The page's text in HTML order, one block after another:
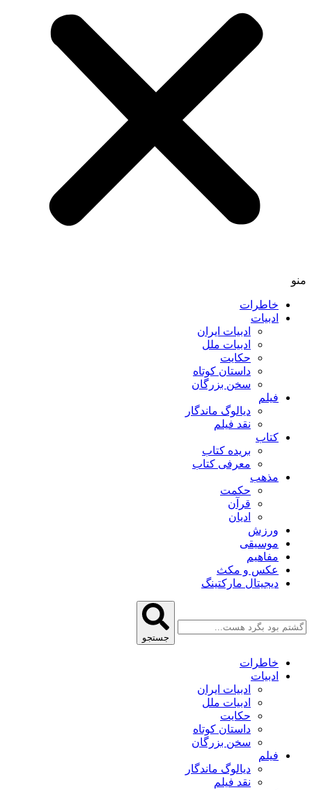
منو
خاطرات
ادبیات
ادبیات ایران
ادبیات ملل
حکایت
داستان کوتاه
سخن بزرگان
فیلم
دیالوگ ماندگار
نقد فیلم
کتاب
بریده کتاب
معرفی کتاب
مذهب
حکمت
قرآن
ادیان
ورزش
موسیقی
مفاهیم
عکس و مکث
دیجیتال مارکتینگ
جستجو
خاطرات
ادبیات
ادبیات ایران
ادبیات ملل
حکایت
داستان کوتاه
سخن بزرگان
فیلم
دیالوگ ماندگار
نقد فیلم